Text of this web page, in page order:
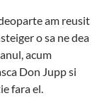
am reusit
o sa ne dea
acum
Don Jupp si
fara el.